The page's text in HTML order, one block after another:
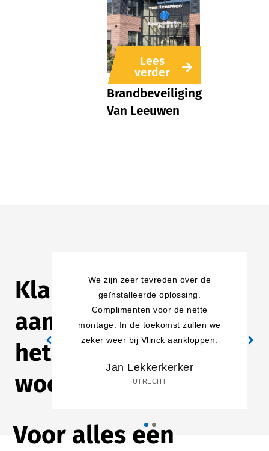
Lees
verder
Brandbeveiliging
Van Leeuwen
Klanten
aan
het
woord
We zijn zeer tevreden over de
geïnstalleerde oplossing.
Complimenten voor de nette
montage. In de toekomst zullen we
zeker weer bij Vlinck aankloppen.
Jan Lekkerkerker
UTRECHT
Voor alles een